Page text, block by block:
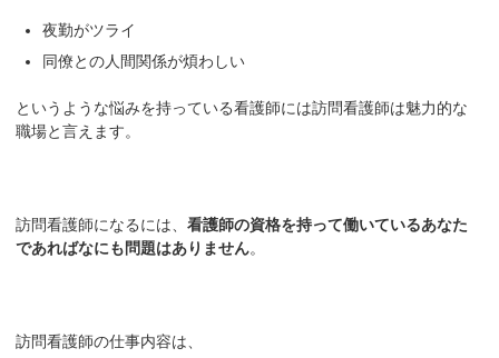
夜勤がツライ
同僚との人間関係が煩わしい
というような悩みを持っている看護師には訪問看護師は魅力的な
職場と言えます。
訪問看護師になるには、看護師の資格を持って働いているあなた
であればなにも問題はありません。
訪問看護師の仕事内容は、